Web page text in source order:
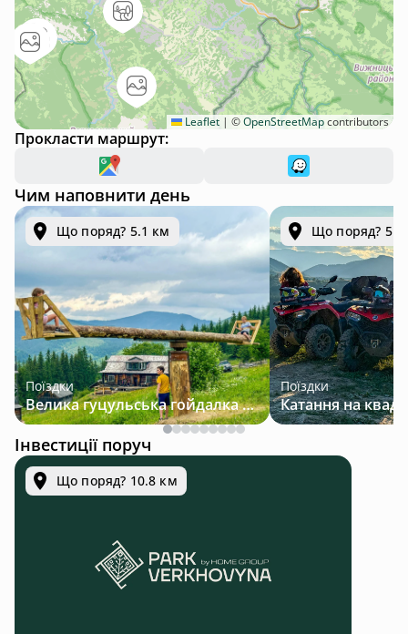
Leaflet | ©OpenStreetMapcontributors
Прокласти маршрут:
Чим наповнити день
Що поряд? 5.1 км
Поїздки
Велика гуцульська гойдалка — джип-тур у Карпатах
Що поряд? 5.1
Поїздки
Інвестиції поруч
Що поряд? 10.8 км